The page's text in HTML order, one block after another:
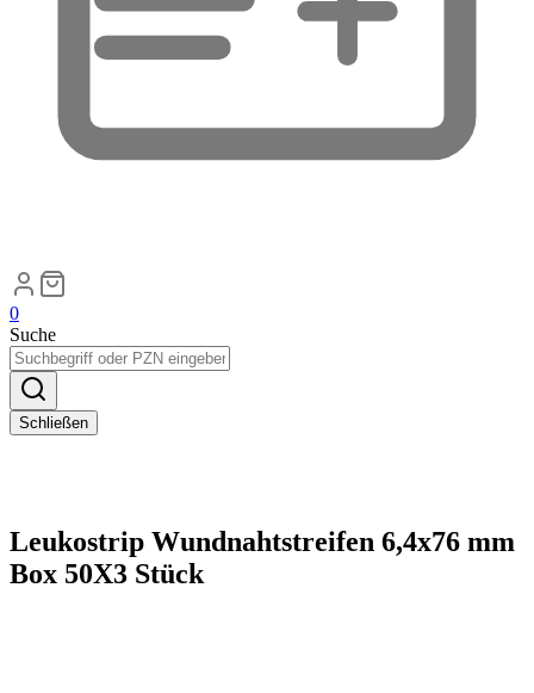
0
Suche
Schließen
Leukostrip Wundnahtstreifen 6,4x76 mm
Box 50X3 Stück